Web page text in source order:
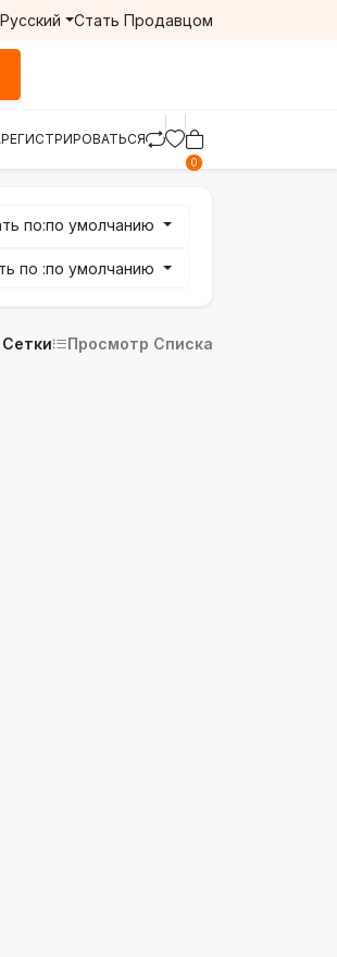
Русский Стать Продавцом
0
по:по умолчанию
по :по умолчанию
Просмотр Списка